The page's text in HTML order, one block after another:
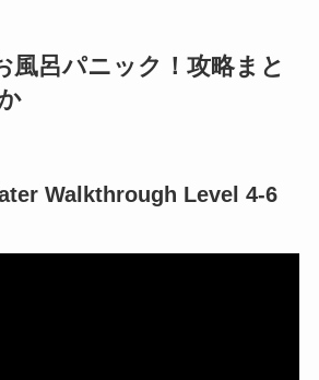
風呂パニック！攻略まと
Walkthrough Level 4-6